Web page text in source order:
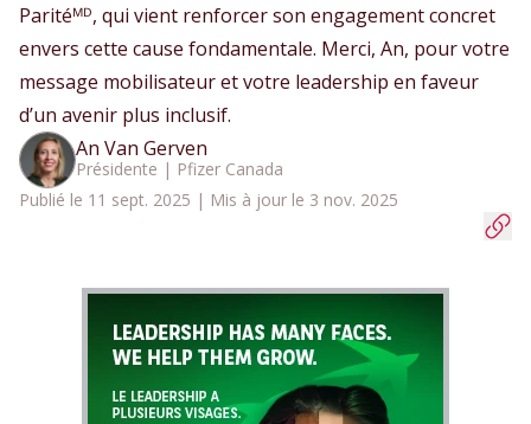
Paritéᴹᴰ, qui vient renforcer son engagement concret
envers cette cause fondamentale. Merci, An, pour votre
message mobilisateur et votre leadership en faveur
d’un avenir plus inclusif.
An Van Gerven
Présidente | Pfizer Canada
Publié le 11 sept. 2025 | Mis à jour le 3 nov. 2025